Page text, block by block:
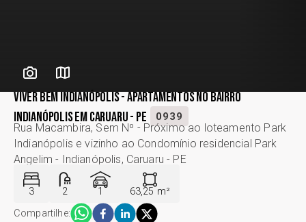
Viver Bem Indianópolis - apartamentos no bairro
Indianópolis em Caruaru - PE
0939
Rua Macambira, Sem Nº - Próximo ao loteamento Park
Indianópolis e vizinho ao Condomínio residencial Park
Angelim - Indianópolis, Caruaru - PE
3 2 1
63,25 m²
Compartilhe: